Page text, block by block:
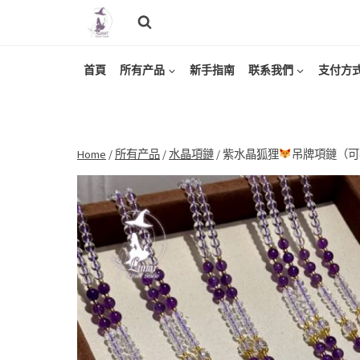
首頁 所有产品 新手指南 联系我們 支付方
Home / 所有产品 /水晶項鏈 /紫水晶狐狸 吊牌項鏈（